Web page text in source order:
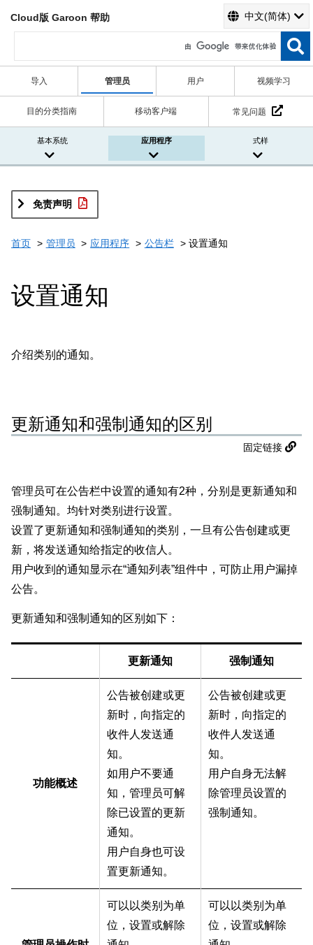
Cloud版 Garoon 帮助 中文(简体)
导入 管理员 用户 视频学习
目的分类指南 移动客户端 常见问题
基本系统 应用程序 式样
免责声明
首页 管理员 应用程序 公告栏 设置通知
设置通知
介绍类别的通知。
更新通知和强制通知的区别
固定链接
管理员可在公告栏中设置的通知有2种，分别是更新通知和
强制通知。均针对类别进行设置。
设置了更新通知和强制通知的类别，一旦有公告创建或更
新，将发送通知给指定的收信人。
用户收到的通知显示在“通知列表”组件中，可防止用户漏掉
公告。
更新通知和强制通知的区别如下：
更新通知 强制通知
功能概述
公告被创建或更
新时，向指定的
收件人发送通
知。
如用户不要通
知，管理员可解
除已设置的更新
通知。
用户自身也可设
置更新通知。
公告被创建或更
新时，向指定的
收件人发送通
知。
用户自身无法解
除管理员设置的
强制通知。
可以以类别为单
位，设置或解除
可以以类别为单
位，设置或解除